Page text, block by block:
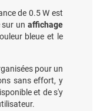
de 0.5 W est
un affichage
bleue et le
pour un
sans effort, y
et de s'y